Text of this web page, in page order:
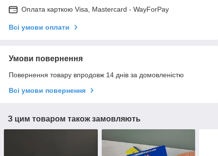
Оплата карткою Visa, Mastercard - WayForPay
Всі умови оплати
Умови повернення
Повернення товару впродовж 14 днів за домовленістю
Всі умови повернення
З цим товаром також замовляють